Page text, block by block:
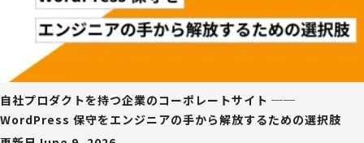
自社プロダクトを持つ企業のコーポレートサイト ──
WordPress 保守をエンジニアの手から解放するための選択肢